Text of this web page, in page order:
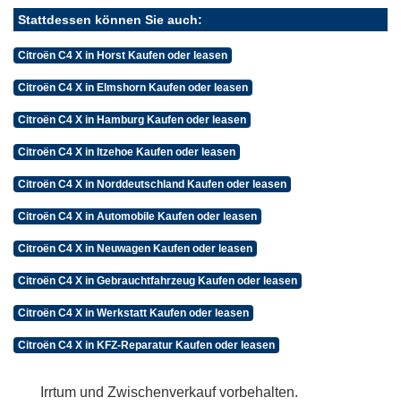
Stattdessen können Sie auch:
Citroën C4 X in Horst Kaufen oder leasen
Citroën C4 X in Elmshorn Kaufen oder leasen
Citroën C4 X in Hamburg Kaufen oder leasen
Citroën C4 X in Itzehoe Kaufen oder leasen
Citroën C4 X in Norddeutschland Kaufen oder leasen
Citroën C4 X in Automobile Kaufen oder leasen
Citroën C4 X in Neuwagen Kaufen oder leasen
Citroën C4 X in Gebrauchtfahrzeug Kaufen oder leasen
Citroën C4 X in Werkstatt Kaufen oder leasen
Citroën C4 X in KFZ-Reparatur Kaufen oder leasen
Irrtum und Zwischenverkauf vorbehalten.